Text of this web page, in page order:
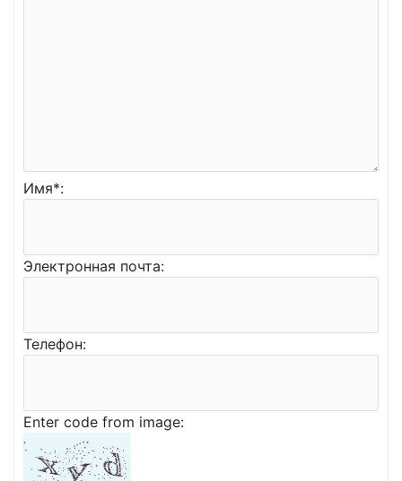
Имя*:
Электронная почта:
Телефон:
Enter code from image: